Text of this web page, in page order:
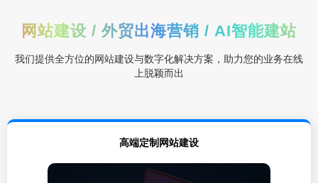
网站建设 / 外贸出海营销 / AI智能建站
我们提供全方位的网站建设与数字化解决方案，助力您的业务在线
上脱颖而出
高端定制网站建设